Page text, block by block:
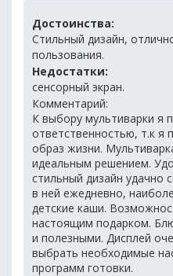
Достоинства:
Стильный дизайн,
пользования.
Недостатки:
сенсорный экран.
Комментарий:
К выбору мультиварки я
ответственностью, т.к я
образ жизни.
идеальным решением.
стильный дизайн удачно
в ней ежедневно,
детские каши.
настоящим подарком.
и полезными. Дисплей
выбрать необходимые
программ готовки.